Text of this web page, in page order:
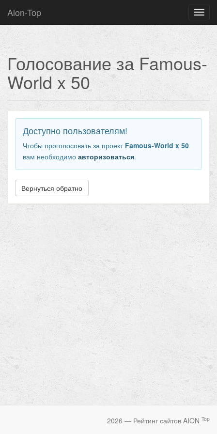
Aion-Top
Голосование за Famous-
World x 50
Доступно пользователям!
Чтобы проголосовать за проект Famous-World x 50
вам необходимо авторизоваться.
Вернуться обратно
2026 — Рейтинг сайтов AION Top